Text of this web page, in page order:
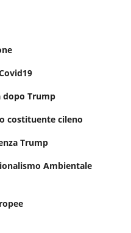
dopo Trump
costituente cileno
Trump
Ambientale